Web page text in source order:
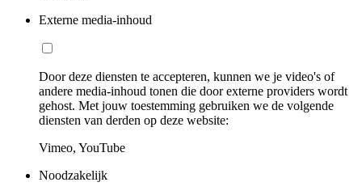
Externe media-inhoud
Door deze diensten te accepteren, kunnen we je video's of
andere media-inhoud tonen die door externe providers wordt
gehost. Met jouw toestemming gebruiken we de volgende
diensten van derden op deze website:
Vimeo, YouTube
Noodzakelijk